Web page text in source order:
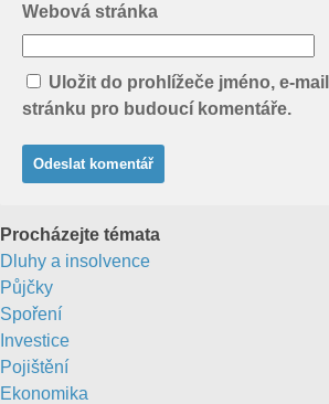
Webová stránka
Uložit do prohlížeče jméno, e-
stránku pro budoucí komentáře.
Procházejte témata
Dluhy a insolvence
Půjčky
Spoření
Investice
Pojištění
Ekonomika